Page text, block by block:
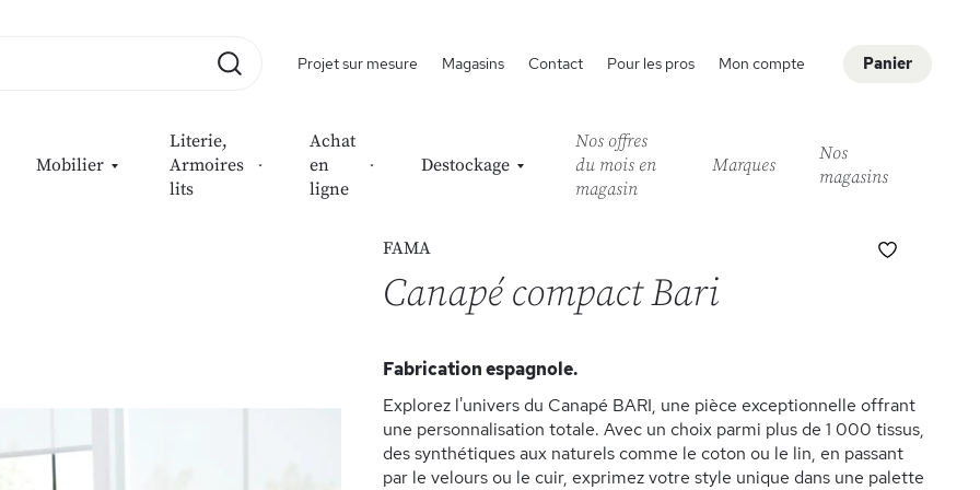
Panier
Projet sur mesure Magasins Contact Pour les pros Mon compte
Mobilier
Literie,
Armoires
lits
Achat
en
ligne
Destockage
Nos offres
du mois en
magasin
Marques
Nos
magasins
FAMA
Canapé compact Bari
Fabrication espagnole.
Explorez l'univers du Canapé BARI, une pièce exceptionnelle offrant
une personnalisation totale. Avec un choix parmi plus de 1 000 tissus,
des synthétiques aux naturels comme le coton ou le lin, en passant
par le velours ou le cuir, exprimez votre style unique dans une palette